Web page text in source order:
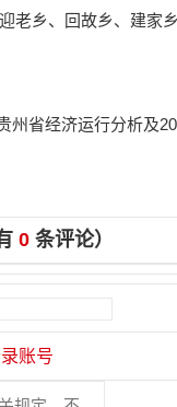
老乡、回故乡、建家
州省经济运行分析及
0条评论）
账号